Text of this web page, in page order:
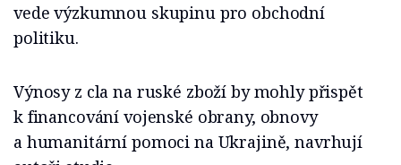
vede výzkumnou skupinu pro obchodní
politiku.
Výnosy z cla na ruské zboží by mohly přispět
k financování vojenské obrany, obnovy
a humanitární pomoci na Ukrajině, navrhují